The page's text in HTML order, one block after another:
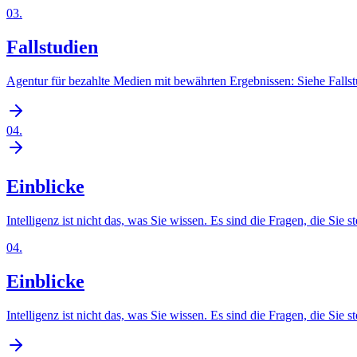
03.
Fallstudien
Agentur für bezahlte Medien mit bewährten Ergebnissen: Siehe
04.
Einblicke
Intelligenz ist nicht das, was Sie wissen. Es sind die Fragen, die Sie
04.
Einblicke
Intelligenz ist nicht das, was Sie wissen. Es sind die Fragen, die Sie